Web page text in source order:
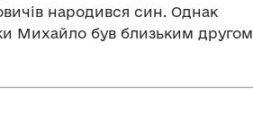
народився син. Однак
Михайло був близьким другом